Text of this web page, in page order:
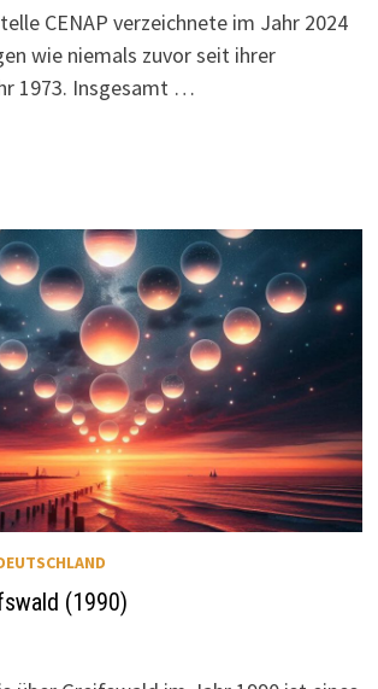
CENAP verzeichnete im Jahr 2024
wie niemals zuvor seit ihrer
1973. Insgesamt …
(1990)